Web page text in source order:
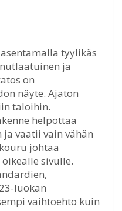
tyylikäs
ja
on
näyte. Ajaton
taloihin.
helpottaa
vaatii vain vähän
johtaa
sivulle.
luokan
vaihtoehto kuin